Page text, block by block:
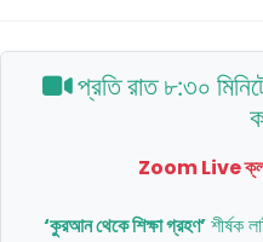
প্রতি রাত ৮:৩০
Zoom Live
‘কুরআন থেকে শিক্ষা গ্রহণ’শীর্ষক